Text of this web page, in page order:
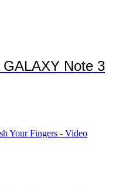
Note 3
Your Fingers - Video